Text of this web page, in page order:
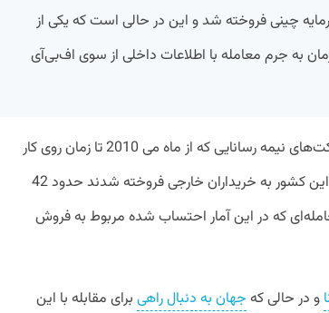
چینی فروخته شد و این در حالی است که یکی از
به جرم معامله با اطلاعات داخلی از سوی اف‌بی‌آی
به گزارش پیوست، در مجموع شرکت‌های نیمه رسانایی که از ماه می 2010 تا زمان روی کار
آمدن دولت محافظه کار جدید در این کشور به خریداران خارجی فروخته شدند حدود 42
که در این آمار احتساب شده مربوط به فروش
و در حالی که جهان به دنبال راهی برای مقابله با این